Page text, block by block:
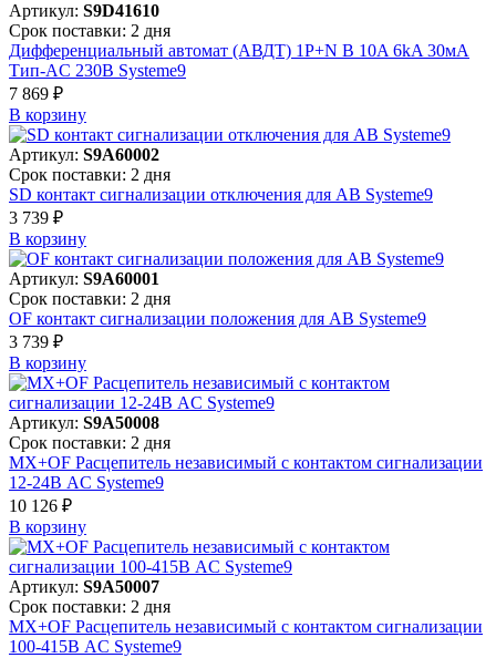
Артикул: S9D41610
Срок поставки: 2 дня
Дифференциальный автомат (АВДТ) 1P+N B 10A 6kA 30мА
Тип-AC 230В Systeme9
7 869 ₽
В корзинy
Артикул: S9A60002
Срок поставки: 2 дня
SD контакт сигнализации отключения для АВ Systeme9
3 739 ₽
В корзинy
Артикул: S9A60001
Срок поставки: 2 дня
OF контакт сигнализации положения для АВ Systeme9
3 739 ₽
В корзинy
Артикул: S9A50008
Срок поставки: 2 дня
MX+OF Расцепитель независимый с контактом сигнализации
12-24В AC Systeme9
10 126 ₽
В корзинy
Артикул: S9A50007
Срок поставки: 2 дня
MX+OF Расцепитель независимый с контактом сигнализации
100-415В AC Systeme9